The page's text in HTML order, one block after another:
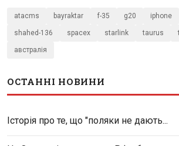
atacms bayraktar f-35 g20 iphone
shahed-136 spacex starlink taurus
австралія
ОСТАННІ НОВИНИ
Історія про те, що "поляки не дають...